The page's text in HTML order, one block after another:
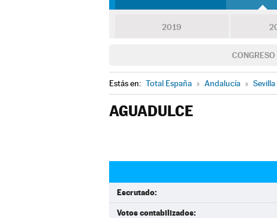
2019
CONGRESO
Estás en: Total España » Andalucía » Sevilla
AGUADULCE
Escrutado:
Votos contabilizados: